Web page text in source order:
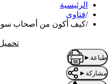
الرئيسية
/فتاوى
/كيف أكون من أصحاب
طباعة ►
مشاركة ►